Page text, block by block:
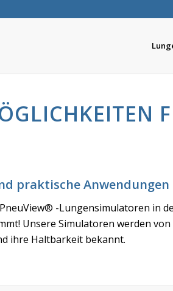
praktische Anwendungen
-Lungensimulatoren in
Unsere Simulatoren werden
ihre Haltbarkeit bekannt.